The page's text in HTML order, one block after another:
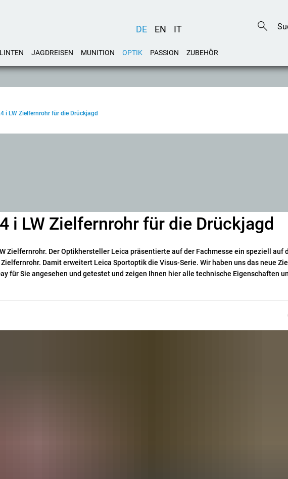
DE EN IT
JAGDREISEN MUNITION OPTIK PASSION ZUBEHÖR
i LW Zielfernrohr für die Drückjagd
i LW Zielfernrohr für die Drückjagd
Zielfernrohr. Der Optikhersteller Leica präsentierte auf der Fachmesse ein speziell auf
Damit erweitert Leica Sportoptik die Visus-Serie. Wir haben uns das neue
für Sie angesehen und getestet und zeigen Ihnen hier alle technische Eigenschaften